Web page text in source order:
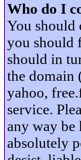
Who do I
You should
you should
should in
the domain
yahoo,
service.
any way be
absolutely